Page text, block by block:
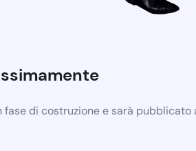
fase di costruzione e sarà pubblicato